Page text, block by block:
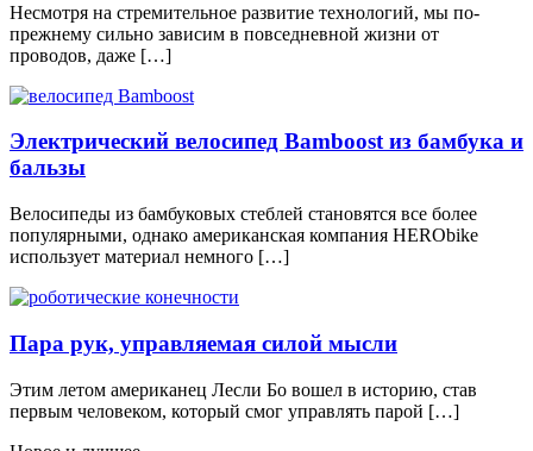
Несмотря на стремительное развитие технологий, мы по-
прежнему сильно зависим в повседневной жизни от
проводов, даже […]
Электрический велосипед Bamboost из бамбука и
бальзы
Велосипеды из бамбуковых стеблей становятся все более
популярными, однако американская компания HERObike
использует материал немного […]
Пара рук, управляемая силой мысли
Этим летом американец Лесли Бо вошел в историю, став
первым человеком, который смог управлять парой […]